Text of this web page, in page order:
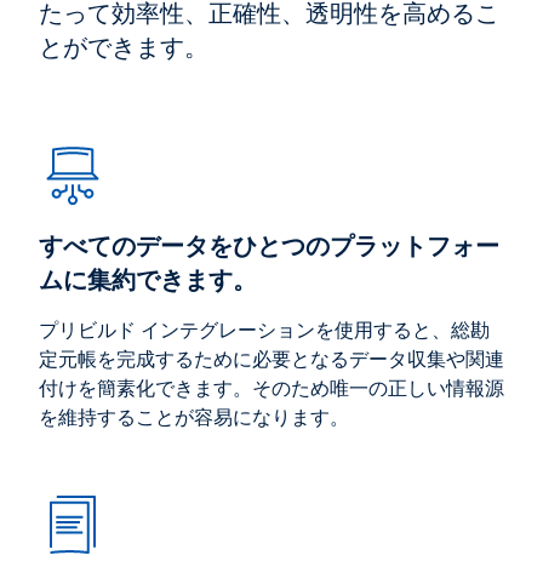
たって効率性、正確性、透明性を高めるこ
とができます。
すべてのデータをひとつのプラットフォー
ムに集約できます。
プリビルド インテグレーションを使用すると、総勘
定元帳を完成するために必要となるデータ収集や関連
付けを簡素化できます。そのため唯一の正しい情報源
を維持することが容易になります。